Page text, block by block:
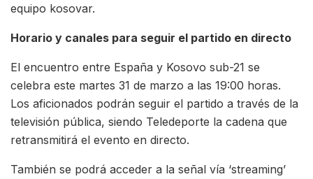
equipo kosovar.
Horario y canales para seguir el partido en directo
El encuentro entre España y Kosovo sub-21 se
celebra este martes 31 de marzo a las 19:00 horas.
Los aficionados podrán seguir el partido a través de la
televisión pública, siendo Teledeporte la cadena que
retransmitirá el evento en directo.
También se podrá acceder a la señal vía ‘streaming’